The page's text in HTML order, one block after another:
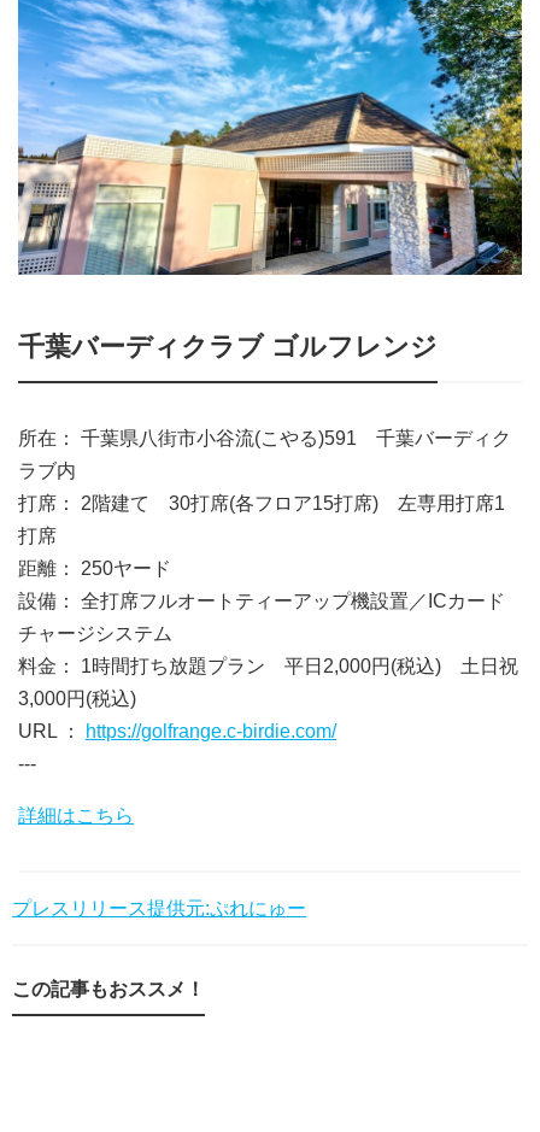
千葉バーディクラブ ゴルフレンジ
所在： 千葉県八街市小谷流(こやる)591 千葉バーディク
ラブ内
打席： 2階建て 30打席(各フロア15打席) 左専用打席1
打席
距離： 250ヤード
設備： 全打席フルオートティーアップ機設置／ICカード
チャージシステム
料金： 1時間打ち放題プラン 平日2,000円(税込) 土日祝
3,000円(税込)
URL ：
https://golfrange.c-birdie.com/
---
詳細はこちら
プレスリリース提供元:ぷれにゅー
この記事もおススメ！